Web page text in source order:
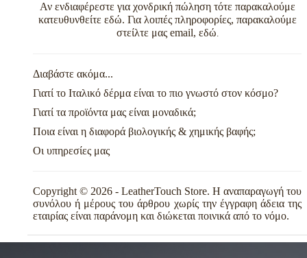
Αν ενδιαφέρεστε για χονδρική πώληση τότε παρακαλούμε
κατευθυνθείτε εδώ. Για λοιπές πληροφορίες, παρακαλούμε
στείλτε μας email, εδώ.
Διαβάστε ακόμα...
Γιατί το Ιταλικό δέρμα είναι το πιο γνωστό στον κόσμο?
Γιατί τα προϊόντα μας είναι μοναδικά;
Ποια είναι η διαφορά βιολογικής & χημικής βαφής;
Οι υπηρεσίες μας
Copyright © 2026 - LeatherTouch Store. Η αναπαραγωγή του
συνόλου ή μέρους του άρθρου χωρίς την έγγραφη άδεια της
εταιρίας είναι παράνομη και διώκεται ποινικά από το νόμο.